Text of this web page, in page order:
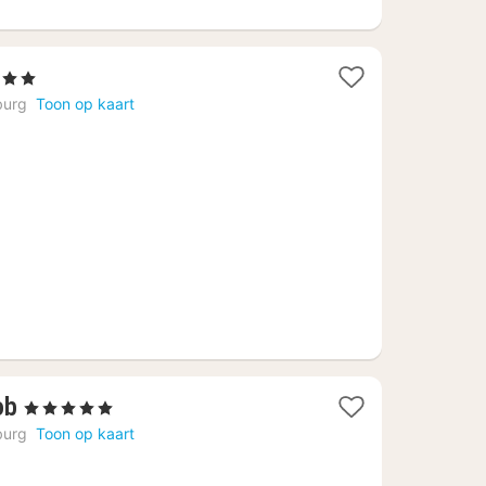
Toon op kaart
1
nacht
, 5 Sterren
Toon op kaart